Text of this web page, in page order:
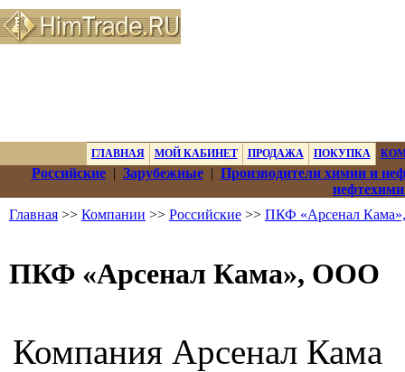
ГЛАВНАЯ МОЙ КАБИНЕТ ПРОДАЖА ПОКУПКА
Российские| Зарубежные| Производители химии и
Главная >> Компании >> Российские >> ПКФ «Арсенал
ПКФ «Арсенал Кама», ООО
Компания Арсенал Кама